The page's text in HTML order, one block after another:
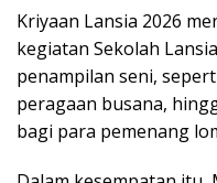
Kriyaan Lansia 2026
kegiatan Sekolah
penampilan seni,
peragaan busana,
bagi para pemenang